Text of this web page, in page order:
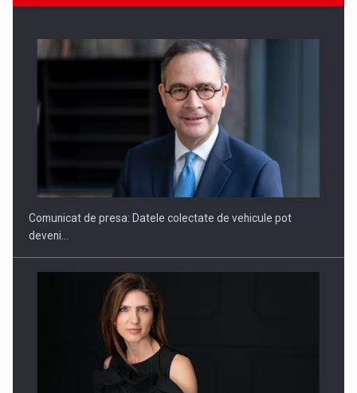
ROOTED IN ROMANIA, BUILT TO DELIVER TECHNOLOGY FOR
PUTTING ROMANIAN CORPORATE COMPANIES ON THE
Comunicat de presa: Datele colectate de vehicule pot
deveni…